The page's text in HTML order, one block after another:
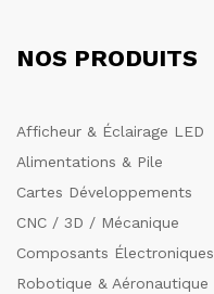
NOS PRODUITS
Afficheur & Éclairage LED
Alimentations & Pile
Cartes Développements
CNC / 3D / Mécanique
Composants Électroniques
Robotique & Aéronautique